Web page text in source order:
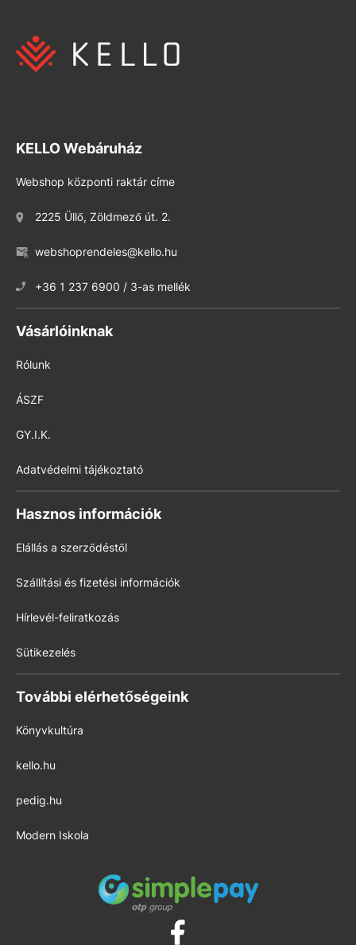
KELLO Webáruház
Webshop központi raktár címe
2225 Üllő, Zöldmező út. 2.
webshoprendeles@kello.hu
+36 1 237 6900 / 3-as mellék
Vásárlóinknak
Rólunk
ÁSZF
GY.I.K.
Adatvédelmi tájékoztató
Hasznos információk
Elállás a szerződéstől
Szállítási és fizetési információk
Hírlevél-feliratkozás
Sütikezelés
További elérhetőségeink
Könyvkultúra
kello.hu
pedig.hu
Modern Iskola